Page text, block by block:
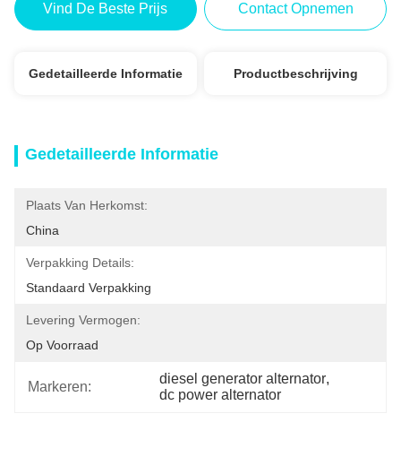
Vind De Beste Prijs Contact Opnemen
Gedetailleerde Informatie Productbeschrijving
Gedetailleerde Informatie
Plaats Van Herkomst:
China
Verpakking Details:
Standaard Verpakking
Levering Vermogen:
Op Voorraad
Markeren:
diesel generator alternator,
dc power alternator